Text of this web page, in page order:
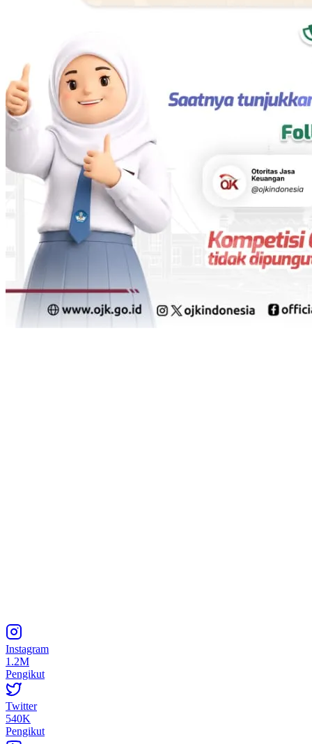
Instagram
1.2M
Pengikut
Twitter
540K
Pengikut